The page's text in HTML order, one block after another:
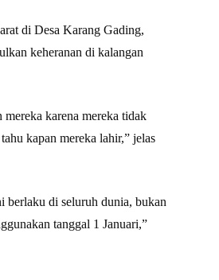
di Desa Karang Gading,
keheranan di kalangan
karena mereka tidak
kapan mereka lahir,” jelas
berlaku di seluruh dunia, bukan
tanggal 1 Januari,”